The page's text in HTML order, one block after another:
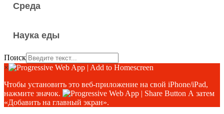
Среда
Наука еды
Поиск
×
Чтобы установить это веб-приложение на свой iPhone/iPad,
нажмите значок.
А затем
«Добавить на главный экран».